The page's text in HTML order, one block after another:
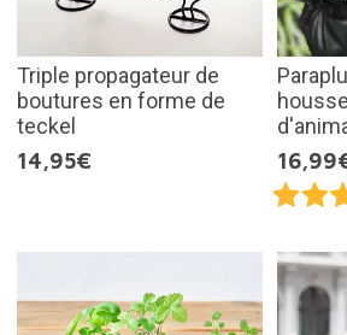
Triple propagateur de
boutures en forme de
teckel
14,95€